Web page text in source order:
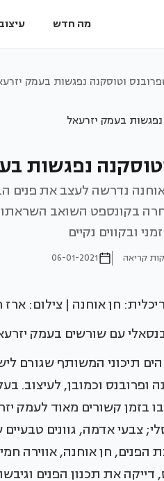
מה חדש
וטוסקנה נפגשות בעמק
נפגשות
נדרשה לעצב את פנים
בקונספט השואב השראתו
ובקווים נקיים
06-01-2021
חן אוחנה | צילום: ארז
עם שורשים בעמק
תיכוני המשותף שגורם
ופרובנס וכמובן, לעיצוב.
בזמן קשורים מאוד לעמק
צבעי אדמה, גוונים
הפנים, חן אוחנה, אווירה
דייקה את תכנון הפנים